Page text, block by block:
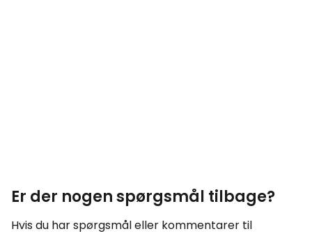
Er der nogen spørgsmål tilbage?
Hvis du har spørgsmål eller kommentarer til